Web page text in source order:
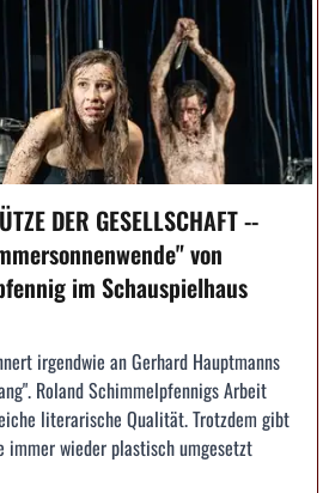
DER GESELLSCHAFT --
von
im Schauspielhaus
irgendwie an Gerhard Hauptmanns
Roland Schimmelpfennigs Arbeit
literarische Qualität. Trotzdem gibt
wieder plastisch umgesetzt